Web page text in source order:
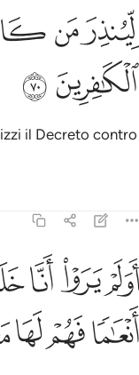
لينذر من كان حيا ويحق
لِّيُنذِرَ مَن كَانَ حَيًّۭا
ﳈﳉ
ﳏ ﳐ
il Decreto contro
اولم يروا انا خلقنا لهم
أَوَلَمْ يَرَوْا۟ أَنَّا خَلَقْنَا
ﱁﱂﱃ
ﱉﱊﱋ